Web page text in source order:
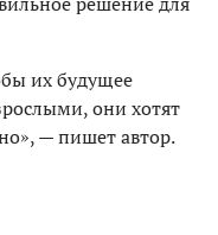
их будущее
они хотят
— пишет автор.